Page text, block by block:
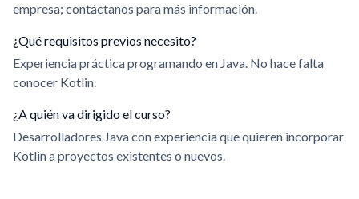
empresa; contáctanos para más información.
¿Qué requisitos previos necesito?
Experiencia práctica programando en Java. No hace falta
conocer Kotlin.
¿A quién va dirigido el curso?
Desarrolladores Java con experiencia que quieren incorporar
Kotlin a proyectos existentes o nuevos.